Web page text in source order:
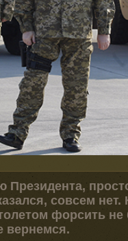
Президента,
совсем нет.
форсить не
вернемся.